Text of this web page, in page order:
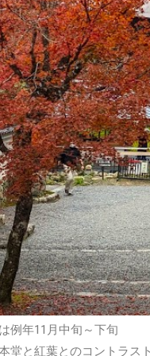
例年11月中旬～下旬
堂と紅葉とのコントラス